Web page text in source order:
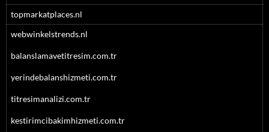
topmarkatplaces.nl
webwinkelstrends.nl
balanslamavetitresim.com.tr
yerindebalanshizmeti.com.tr
titresimanalizi.com.tr
kestirimcibakimhizmeti.com.tr